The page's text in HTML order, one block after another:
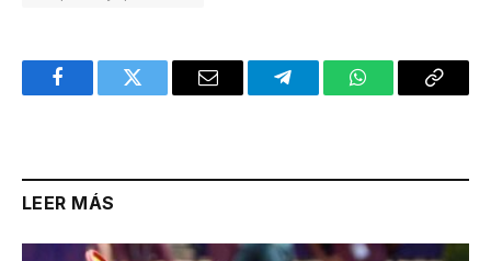
FacebookTwitter Email TelegramWhatsAppCopy
LEER MÁS